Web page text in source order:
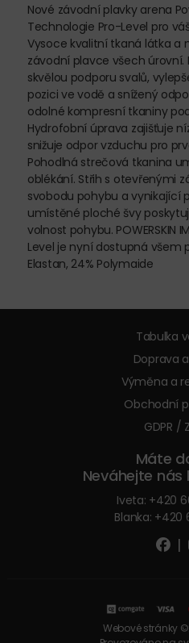
Nové závodní plavky arena
Technologie Pro-Level pro
Vysoce kvalitní tkaná látka a
závodní plavce všech úrovní.
skvělou podporu svalů,
pozici ve vodě a snížený
odolné kompresní tkaniny
Hydrofobní úprava zajišťuje
snižuje odpor vzduchu pro
Pohodlná strečová tkanina
oblékání. Střih s otevřenými
svobodu pohybu a vynikající
umístěné ploché švy
volnost pohybu. POWERSKIN
Level je nyní dostupná všem
Elastan, 24% Polymaide
Tabulka
Doprava
Výměna a
Obchodní
GDPR /
Máte
Neváhejte
Iveta: +420
Blanka: +420
|
Webové stránky